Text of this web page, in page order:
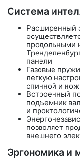
Система
Расширенный
продольными
панели.
Газовые
легкую
спинной и
Встроенный
подъемник
и
позволяет
внешнего
Эргономика и